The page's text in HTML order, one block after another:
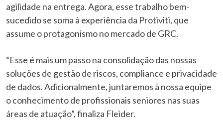
agilidade na entrega. Agora, esse trabalho bem-
sucedido se soma à experiência da Protiviti, que
assume o protagonismo no mercado de GRC.
“Esse é mais um passo na consolidação das nossas
soluções de gestão de riscos, compliance e privacidade
de dados. Adicionalmente, juntaremos à nossa equipe
o conhecimento de profissionais seniores nas suas
áreas de atuação”, finaliza Fleider.